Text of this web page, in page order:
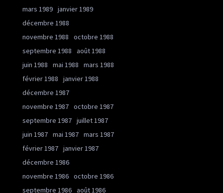
mars 1989 janvier 1989
décembre 1988
novembre 1988
octobre 1988
septembre 1988
août 1988
juin 1988
mai 1988
mars 1988
février 1988
janvier 1988
décembre 1987
novembre 1987 octobre 1987
septembre 1987 juillet 1987
juin 1987 mai 1987 mars 1987
février 1987 janvier 1987
décembre 1986
novembre 1986 octobre 1986
septembre 1986 août 1986